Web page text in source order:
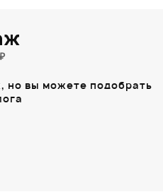
но вы можете подобрать